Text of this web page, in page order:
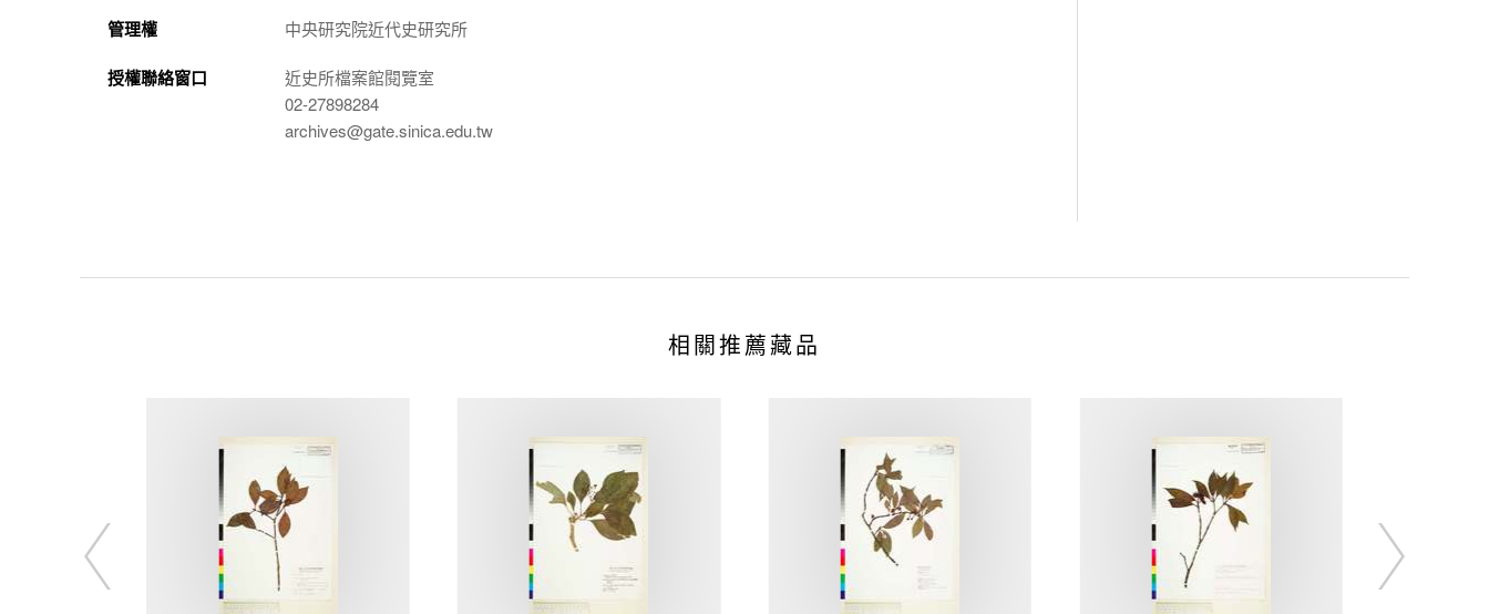
管理權 中央研究院近代史研究所
授權聯絡窗口
近史所檔案館閱覽室
02-27898284
archives@gate.sinica.edu.tw
相關推薦藏品